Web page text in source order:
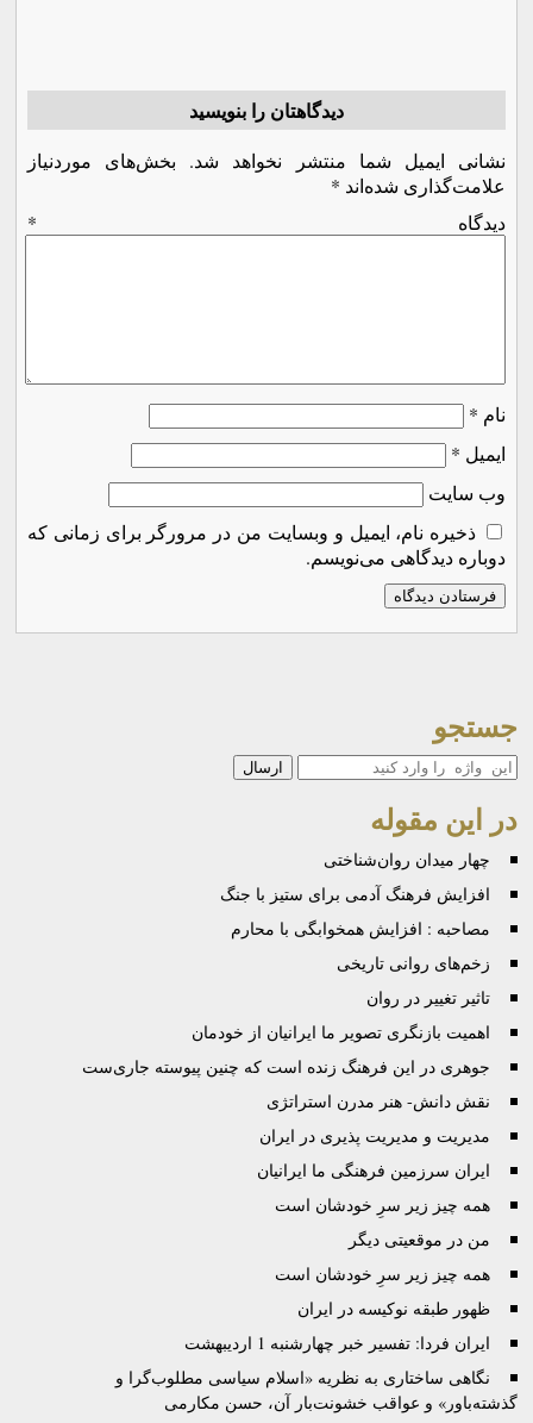
دیدگاهتان را بنویسید
نشانی ایمیل شما منتشر نخواهد شد.
بخش‌های موردنیاز
علامت‌گذاری شده‌اند *
دیدگاه *
نام *
ایمیل *
وب‌ سایت
ذخیره نام، ایمیل و وبسایت من در مرورگر برای زمانی که
دوباره دیدگاهی می‌نویسم.
جستجو
جستجو
در این مقوله
چهار میدان روان‌شناختی
افزایش فرهنگ آدمی برای ستیز با جنگ
مصاحبه : افزایش همخوابگی با محارم
زخم‌های روانی تاریخی
تاثیر تغییر در روان
اهمیت بازنگری تصویر ما ایرانیان از خودمان
جوهرى در این فرهنگ زنده است که چنین پیوسته جاری‌ست
نقش دانش- هنر مدرن استراتژی
مدیریت و مدیریت پذیری در ایران
ایران سرزمین فرهنگی ما ایرانیان
همه چیز زیر سرِ خودشان است
من در موقعیتی دیگر
همه چیز زیر سرِ خودشان است
ظهور طبقه نوکیسه در ایران
ایران فردا: تفسیر خبر چهارشنبه 1 اردیبهشت
نگاهی ساختاری به نظریه «اسلام سیاسی مطلوب‌گرا و
گذشته‌باور» و عواقب خشونت‌بار آن، حسن مکارمی